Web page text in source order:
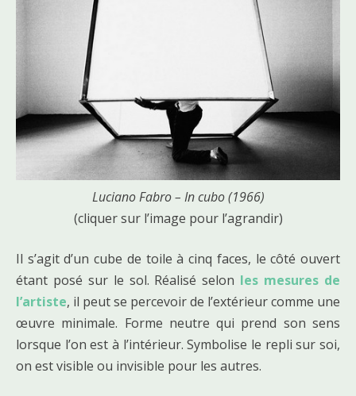
Luciano Fabro – In cubo (1966)
(cliquer sur l’image pour l’agrandir)
Il s’agit d’un cube de toile à cinq faces, le côté ouvert
étant posé sur le sol. Réalisé selon les mesures de
l’artiste, il peut se percevoir de l’extérieur comme une
œuvre minimale. Forme neutre qui prend son sens
lorsque l’on est à l’intérieur. Symbolise le repli sur soi,
on est visible ou invisible pour les autres.